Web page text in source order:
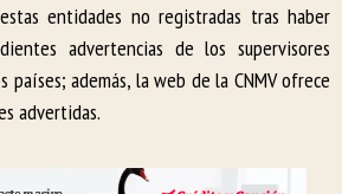
entidades no registradas tras haber
advertencias de los supervisores
países; además, la web de la CNMV ofrece
advertidas.